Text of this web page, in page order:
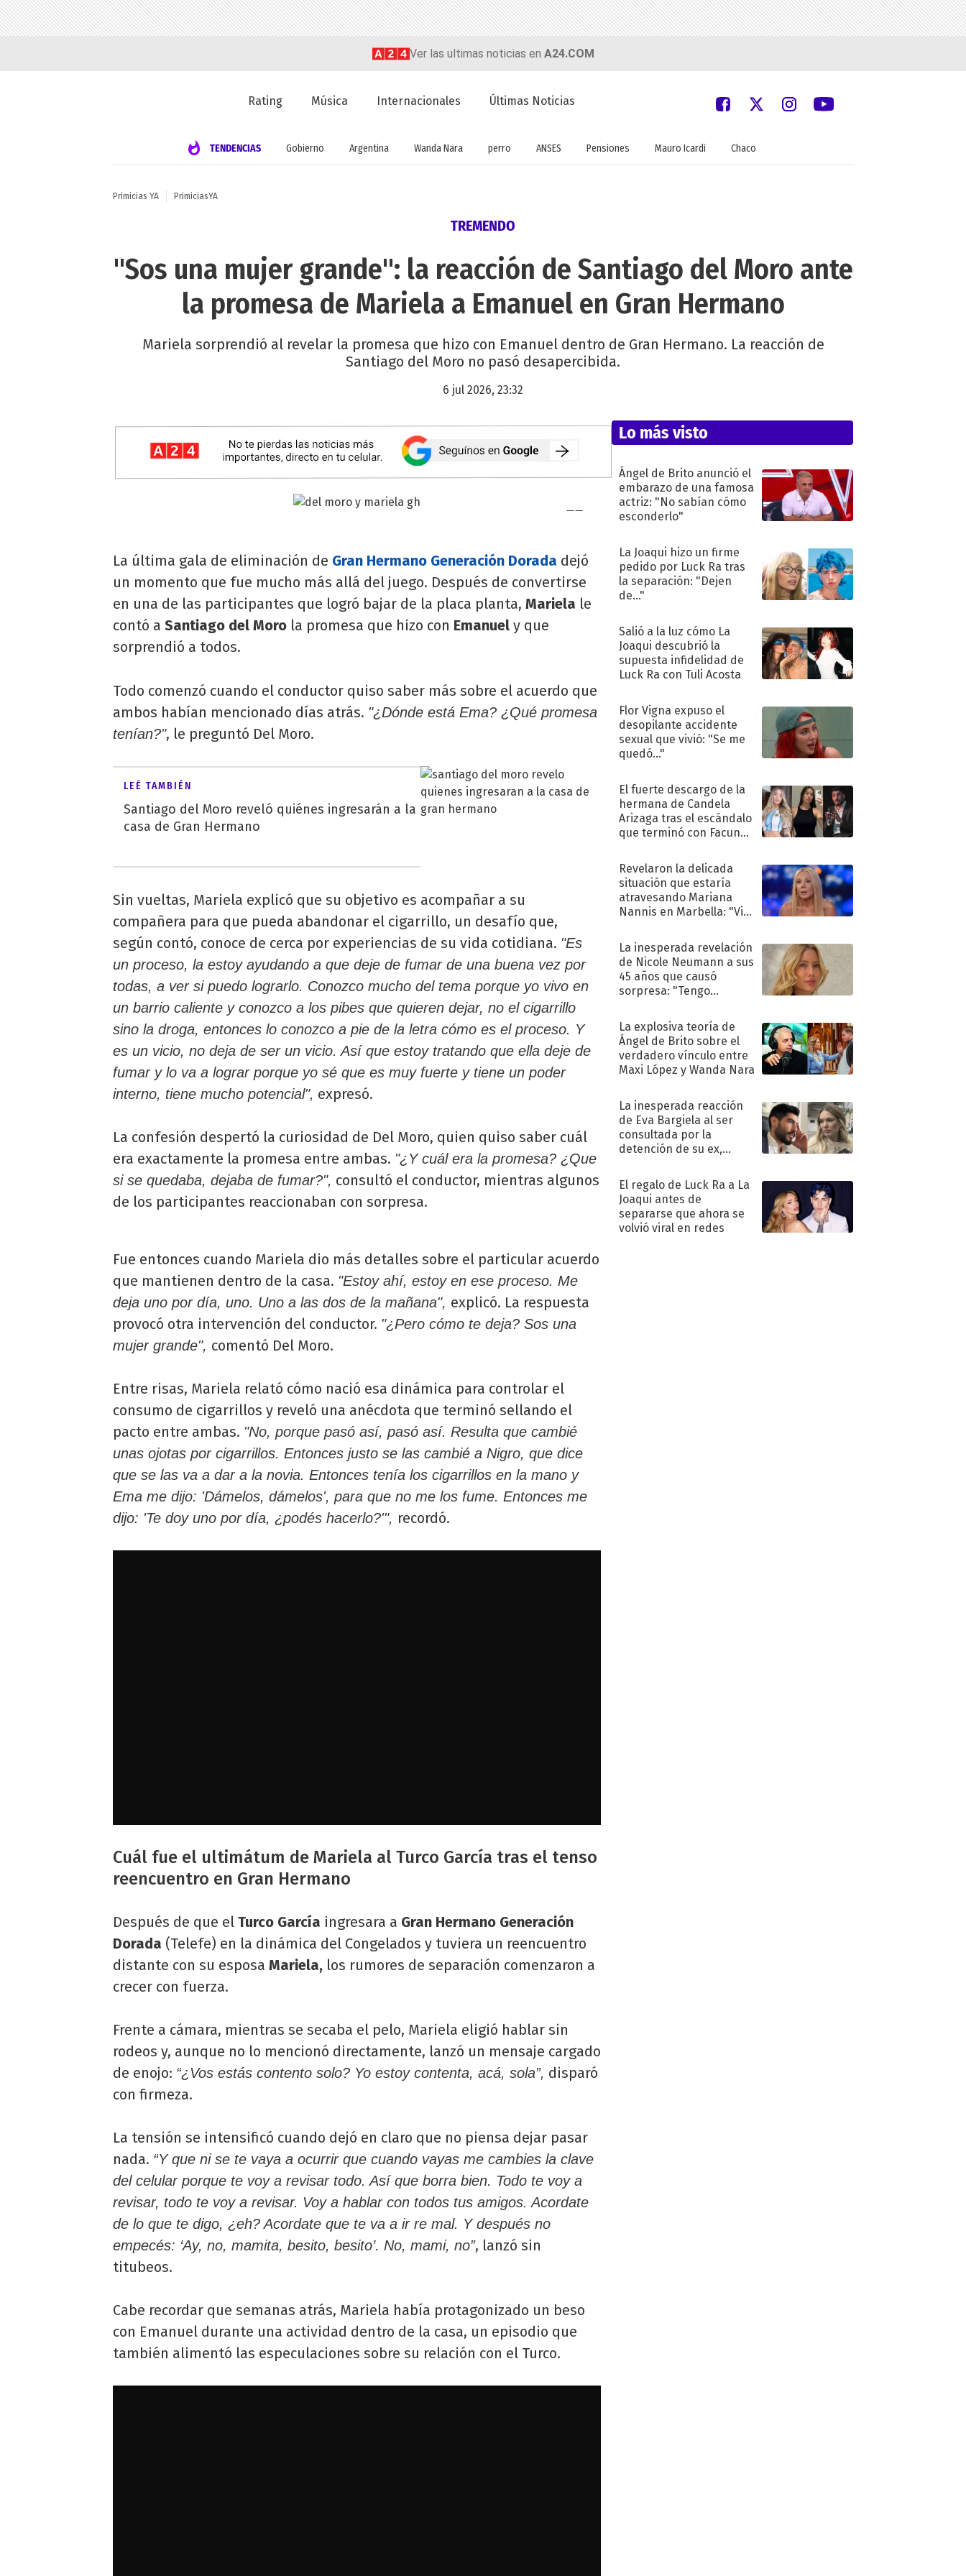
Ver las ultimas noticias en A24.COM
Rating Música Internacionales Últimas Noticias
TENDENCIAS Gobierno Argentina Wanda Nara perro ANSES Pensiones Mauro Icardi Chaco
Primicias YA PrimiciasYA
TREMENDO
"Sos una mujer grande": la reacción de Santiago del Moro ante
la promesa de Mariela a Emanuel en Gran Hermano
Mariela sorprendió al revelar la promesa que hizo con Emanuel dentro de Gran Hermano. La reacción de
Santiago del Moro no pasó desapercibida.
6 jul 2026, 23:32
La última gala de eliminación de Gran Hermano Generación Dorada dejó
un momento que fue mucho más allá del juego. Después de convertirse
en una de las participantes que logró bajar de la placa planta, Mariela le
contó a Santiago del Moro la promesa que hizo con Emanuel y que
sorprendió a todos.
Todo comenzó cuando el conductor quiso saber más sobre el acuerdo que
ambos habían mencionado días atrás. "¿Dónde está Ema? ¿Qué promesa
tenían?", le preguntó Del Moro.
LEÉ TAMBIÉN
Santiago del Moro reveló quiénes ingresarán a la
casa de Gran Hermano
Sin vueltas, Mariela explicó que su objetivo es acompañar a su
compañera para que pueda abandonar el cigarrillo, un desafío que,
según contó, conoce de cerca por experiencias de su vida cotidiana. "Es
un proceso, la estoy ayudando a que deje de fumar de una buena vez por
todas, a ver si puedo lograrlo. Conozco mucho del tema porque yo vivo en
un barrio caliente y conozco a los pibes que quieren dejar, no el cigarrillo
sino la droga, entonces lo conozco a pie de la letra cómo es el proceso. Y
es un vicio, no deja de ser un vicio. Así que estoy tratando que ella deje de
fumar y lo va a lograr porque yo sé que es muy fuerte y tiene un poder
interno, tiene mucho potencial", expresó.
La confesión despertó la curiosidad de Del Moro, quien quiso saber cuál
era exactamente la promesa entre ambas. "¿Y cuál era la promesa? ¿Que
si se quedaba, dejaba de fumar?", consultó el conductor, mientras algunos
de los participantes reaccionaban con sorpresa.
Fue entonces cuando Mariela dio más detalles sobre el particular acuerdo
que mantienen dentro de la casa. "Estoy ahí, estoy en ese proceso. Me
deja uno por día, uno. Uno a las dos de la mañana", explicó. La respuesta
provocó otra intervención del conductor. "¿Pero cómo te deja? Sos una
mujer grande", comentó Del Moro.
Entre risas, Mariela relató cómo nació esa dinámica para controlar el
consumo de cigarrillos y reveló una anécdota que terminó sellando el
pacto entre ambas. "No, porque pasó así, pasó así. Resulta que cambié
unas ojotas por cigarrillos. Entonces justo se las cambié a Nigro, que dice
que se las va a dar a la novia. Entonces tenía los cigarrillos en la mano y
Ema me dijo: 'Dámelos, dámelos', para que no me los fume. Entonces me
dijo: 'Te doy uno por día, ¿podés hacerlo?'", recordó.
Cuál fue el ultimátum de Mariela al Turco García tras el tenso
reencuentro en Gran Hermano
Después de que el Turco García ingresara a Gran Hermano Generación
Dorada (Telefe) en la dinámica del Congelados y tuviera un reencuentro
distante con su esposa Mariela, los rumores de separación comenzaron a
crecer con fuerza.
Frente a cámara, mientras se secaba el pelo, Mariela eligió hablar sin
rodeos y, aunque no lo mencionó directamente, lanzó un mensaje cargado
de enojo: “¿Vos estás contento solo? Yo estoy contenta, acá, sola”, disparó
con firmeza.
La tensión se intensificó cuando dejó en claro que no piensa dejar pasar
nada. “Y que ni se te vaya a ocurrir que cuando vayas me cambies la clave
del celular porque te voy a revisar todo. Así que borra bien. Todo te voy a
revisar, todo te voy a revisar. Voy a hablar con todos tus amigos. Acordate
de lo que te digo, ¿eh? Acordate que te va a ir re mal. Y después no
empecés: ‘Ay, no, mamita, besito, besito’. No, mami, no”, lanzó sin
titubeos.
Cabe recordar que semanas atrás, Mariela había protagonizado un beso
con Emanuel durante una actividad dentro de la casa, un episodio que
también alimentó las especulaciones sobre su relación con el Turco.
Lo más visto
Ángel de Brito anunció el
embarazo de una famosa
actriz: "No sabían cómo
esconderlo"
La Joaqui hizo un firme
pedido por Luck Ra tras
la separación: "Dejen
de..."
Salió a la luz cómo La
Joaqui descubrió la
supuesta infidelidad de
Luck Ra con Tuli Acosta
Flor Vigna expuso el
desopilante accidente
sexual que vivió: "Se me
quedó..."
El fuerte descargo de la
hermana de Candela
Arizaga tras el escándalo
que terminó con Facundo
Revelaron la delicada
situación que estaría
atravesando Mariana
Nannis en Marbella: "Vive
La inesperada revelación
de Nicole Neumann a sus
45 años que causó
sorpresa: "Tengo
La explosiva teoría de
Ángel de Brito sobre el
verdadero vínculo entre
Maxi López y Wanda Nara
La inesperada reacción
de Eva Bargiela al ser
consultada por la
detención de su ex,
El regalo de Luck Ra a La
Joaqui antes de
separarse que ahora se
volvió viral en redes